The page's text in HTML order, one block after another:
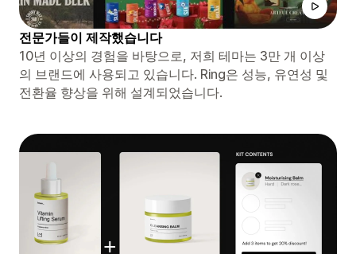
전문가들이 제작했습니다
10년 이상의 경험을 바탕으로, 저희 테마는 3만 개 이상
의 브랜드에 사용되고 있습니다. Ring은 성능, 유연성 및
전환율 향상을 위해 설계되었습니다.